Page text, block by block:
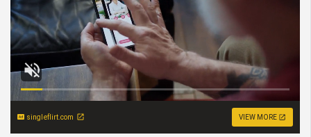
singleflirt.com VIEW MORE